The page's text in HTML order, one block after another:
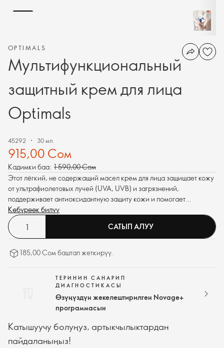
OPTIMALS
Мультифункциональный
защитный крем для лица
Optimals
45292 30 мл.
915,00 Сом
Кадимки баа: 1 590,00 Сом
Этот лёгкий, не содержащий масел крем для лица защищает кожу
от ультрафиолетовых лучей (UVA, UVB) и загрязнений,
поддерживает антиоксидантную защиту кожи и помогает
уменьшить тусклость, придавая лицу сияющий вид. Легко
впитывается, не оставляя белых следов.
Көбүрөөк билүү
САТЫП АЛУУ
185,00 Сом баштап жеткирүү.
ТЕРИНИН САНАРИП
ДИАГНОСТИКАСЫ
Өзүңүздүн жекелештирилген Novage+
программасын
Катышуучу болуңуз, артыкчылыктардан
пайдаланыңыз!